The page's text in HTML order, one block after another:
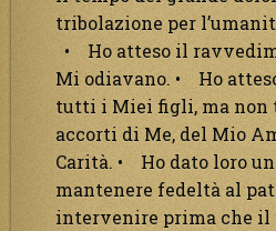
tribolazione per
• Ho atteso il
Mi odiavano. • Ho
tutti i Miei figli, ma non
accorti di Me, del Mio
Carità. • Ho dato loro
mantenere fedeltà al
intervenire prima che il